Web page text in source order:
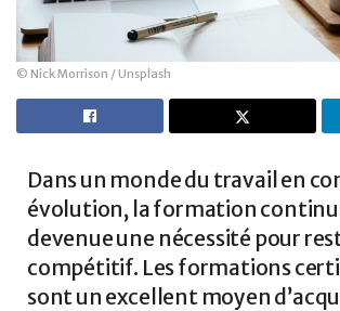
© Nick Morrison / Unsplash
Dans un monde du travail en
évolution, la formation
devenue une nécessité pour
compétitif. Les formations
sont un excellent moyen